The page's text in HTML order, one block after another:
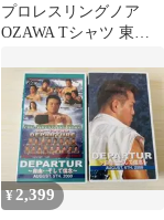
プロレスリングノア
OZAWA Tシャツ 東京
員ver
¥2,399